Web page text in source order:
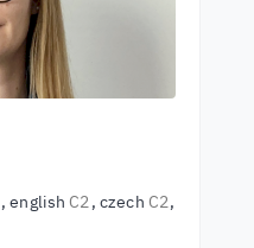
english C2 czech C2